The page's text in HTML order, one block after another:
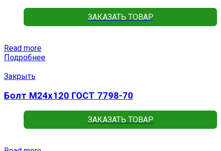
ЗАКАЗАТЬ ТОВАР
Read more
Подробнее
Закрыть
Болт М24х120 ГОСТ 7798-70
ЗАКАЗАТЬ ТОВАР